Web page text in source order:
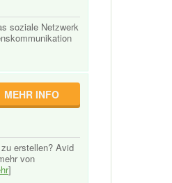
soziale Netzwerk
MEHR INFO
erstellen? Avid
von
]